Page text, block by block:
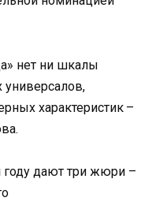
нет ни шкалы
универсалов,
характеристик –
дают три жюри –